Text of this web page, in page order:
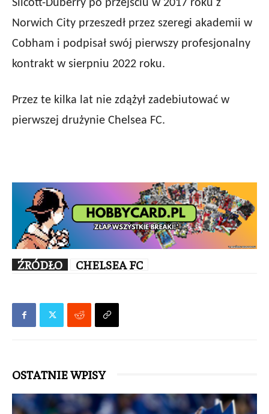
Silcott-Duberry po przejściu w 2017 roku z
Norwich City przeszedł przez szeregi akademii w
Cobham i podpisał swój pierwszy profesjonalny
kontrakt w sierpniu 2022 roku.
Przez te kilka lat nie zdążył zadebiutować w
pierwszej drużynie Chelsea FC.
ŹRÓDŁO CHELSEA FC
OSTATNIE WPISY